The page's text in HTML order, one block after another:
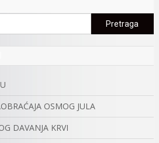
Pretraga:
OSMOG JULA
DAVANJA KRVI